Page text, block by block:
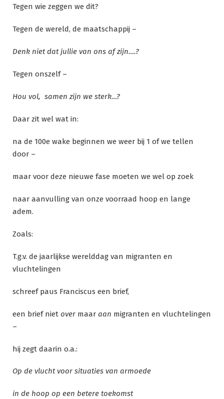
Tegen wie zeggen we dit?
Tegen de wereld, de maatschappij –
Denk niet dat jullie van ons af zijn….?
Tegen onszelf –
Hou vol, samen zijn we sterk…?
Daar zit wel wat in:
na de 100e wake beginnen we weer bij 1 of we tellen
door –
maar voor deze nieuwe fase moeten we wel op zoek
naar aanvulling van onze voorraad hoop en lange
adem.
Zoals:
T.g.v. de jaarlijkse werelddag van migranten en
vluchtelingen
schreef paus Franciscus een brief,
een brief niet over maar aan migranten en vluchtelingen
–
hij zegt daarin o.a.:
Op de vlucht voor situaties van armoede
in de hoop op een betere toekomst